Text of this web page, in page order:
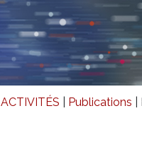
ACTIVITÉS Publications